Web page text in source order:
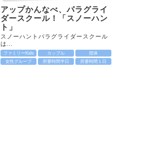
アップかんなべ、パラグライ
ダースクール！「スノーハン
ト」
スノーハントパラグライダースクール
は...
ファミリーKids カップル
団体
女性グループ
所要時間半日 所要時間１日